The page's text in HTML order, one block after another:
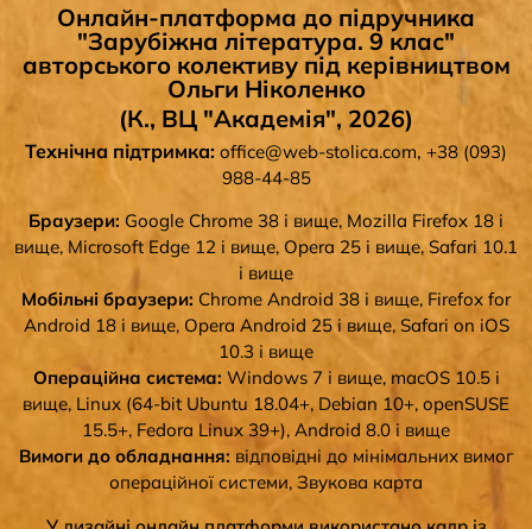
Онлайн-платформа до підручника
"Зарубіжна література. 9 клас"
авторського колективу під керівництвом
Ольги Ніколенко
(К., ВЦ "Академія", 2026)
Технічна підтримка: office@web-stolica.com, +38 (093)
988-44-85
Браузери: Google Chrome 38 і вище, Mozilla Firefox 18 і
вище, Microsoft Edge 12 і вище, Opera 25 і вище, Safari 10.1
і вище
Мобільні браузери: Chrome Android 38 і вище, Firefox for
Android 18 і вище, Opera Android 25 і вище, Safari on iOS
10.3 і вище
Операційна система: Windows 7 і вище, macOS 10.5 і
вище, Linux (64-bit Ubuntu 18.04+, Debian 10+, openSUSE
15.5+, Fedora Linux 39+), Android 8.0 і вище
Вимоги до обладнання: відповідні до мінімальних вимог
операційної системи, Звукова карта